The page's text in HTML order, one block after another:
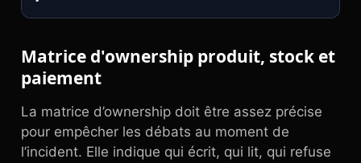
Matrice d'ownership produit, stock et
paiement
La matrice d’ownership doit être assez précise
pour empêcher les débats au moment de
l’incident. Elle indique qui écrit, qui lit, qui refuse